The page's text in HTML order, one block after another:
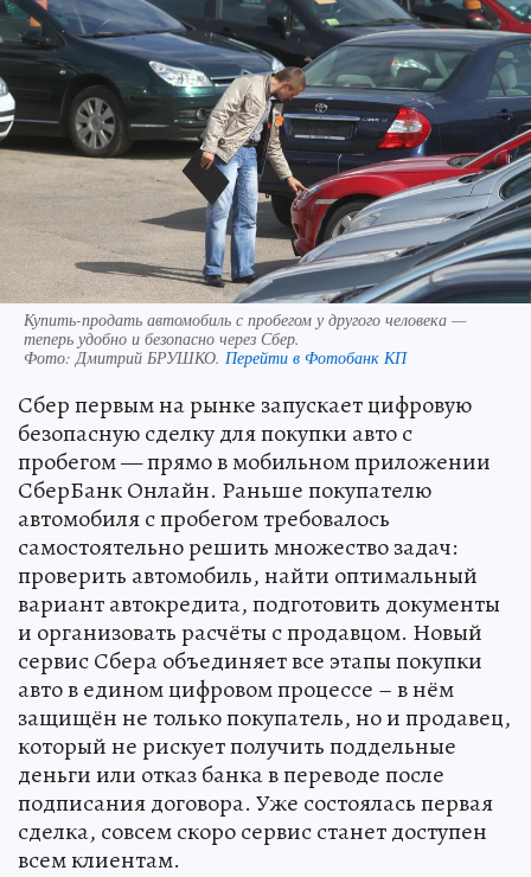
Купить-продать автомобиль с пробегом у другого человека —
теперь удобно и безопасно через Сбер.
Фото: Дмитрий БРУШКО. Перейти в Фотобанк КП
Сбер первым на рынке запускает цифровую
безопасную сделку для покупки авто с
пробегом — прямо в мобильном приложении
СберБанк Онлайн. Раньше покупателю
автомобиля с пробегом требовалось
самостоятельно решить множество задач:
проверить автомобиль, найти оптимальный
вариант автокредита, подготовить документы
и организовать расчёты с продавцом. Новый
сервис Сбера объединяет все этапы покупки
авто в едином цифровом процессе – в нём
защищён не только покупатель, но и продавец,
который не рискует получить поддельные
деньги или отказ банка в переводе после
подписания договора. Уже состоялась первая
сделка, совсем скоро сервис станет доступен
всем клиентам.